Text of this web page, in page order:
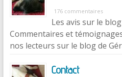
176 commentaires
Les avis sur le
Commentaires et
nos lecteurs sur le blog de
Contact